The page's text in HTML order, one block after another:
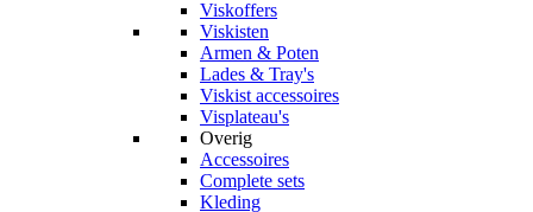
Viskoffers
Viskisten
Armen & Poten
Lades & Tray's
Viskist accessoires
Visplateau's
Overig
Accessoires
Complete sets
Kleding